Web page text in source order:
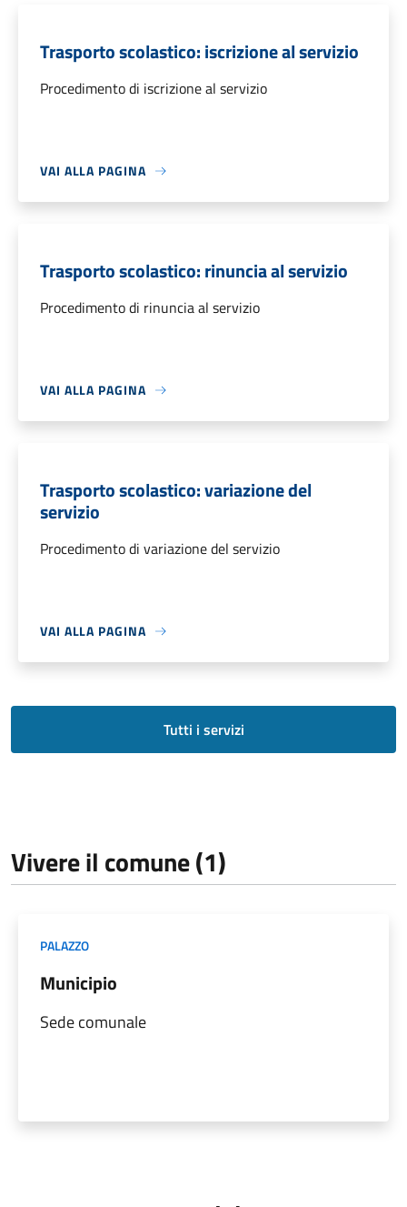
Trasporto scolastico: iscrizione al servizio
Procedimento di iscrizione al servizio
VAI ALLA PAGINA
Trasporto scolastico: rinuncia al servizio
Procedimento di rinuncia al servizio
VAI ALLA PAGINA
Trasporto scolastico: variazione del
servizio
Procedimento di variazione del servizio
VAI ALLA PAGINA
Tutti i servizi
Vivere il comune (1)
PALAZZO
Municipio
Sede comunale